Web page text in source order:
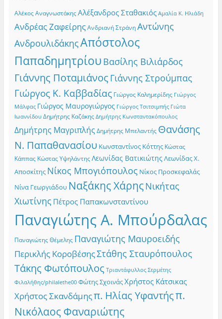
Αλέκος Αναγνωστάκης Αλέξανδρος Σταθακιός Αμαλία Κ. Ηλιάδη
Ανδρέας Ζαφείρης Ανδριανή Στράνη Αντώνης
ΑνδρουλιδάκηςΑπόστολος
Παπαδημητρίου Βασίλης Βιλιάρδος
Γιάννης Ποταμιάνος Γιάννης Στρούμπας
Γιώργος Κ. Καββαδίας Γιώργος Καλημερίδης Γιώργος
Μάλφας Γιώργος Μαυρογιώργος Γιώργος Τσιτσιμπής Γιώτα
Ιωαννίδου Δημήτρης Καζάκης Δημήτρης Κωνσταντακόπουλος
Δημήτρης Μαγριπλής Δημήτρης Μπελαντής Θανάσης
Ν. Παπαθανασίου Κωνσταντίνος Κόττης Κώστας
Κάππας Κώστας Υψηλάντης Λεωνίδας ΒατικιώτηςΛεωνίδας Χ.
Αποσκίτης Νίκος Μπογιόπουλος Νίκος Προσκεφαλάς
Νίνα Γεωργιάδου Ναξάκης ΧάρηςΝικήτας
Χιωτίνης Πέτρος Παπακωνσταντίνου
Παναγιώτης Α. Μπούρδαλας
Παναγιώτης Θέμελης Παναγιώτης Μαυροειδής
Περικλής ΚοροβέσηςΣτάθης Σταυρόπουλος
Τάκης Φωτόπουλος Τριαντάφυλλος Σερμέτης
Φιλαλήθης/philalethe00 Φώτης ΣχοινάςΧρήστος Κάτσικας
Χρήστος Σκανδάμηςπ. Ηλίας Υφαντήςπ.
Νικόλαος Φαναριώτης